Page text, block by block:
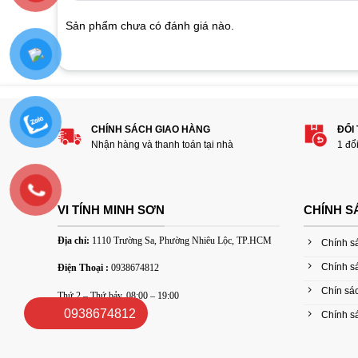
customer
ratings
Sản phẩm chưa có đánh giá nào.
Hãy là người đánh giá đầu tiên cho sản
1 3 4
Thêm ảnh đánh giá
CHÍNH SÁCH GIAO HÀNG
Nhận hàng và thanh toán tại nhà
ĐỔI
1
VI TÍNH MINH SƠN
Địa chỉ: 1110 Trường Sa, Phường Nhiêu Lộc, TP.HCM
Điện Thoại : 0938674812
Thứ 2 – Thứ bảy, 08:00 – 19:00
CHÍNH
Chính
Chính
Chín
Chính
0938674812